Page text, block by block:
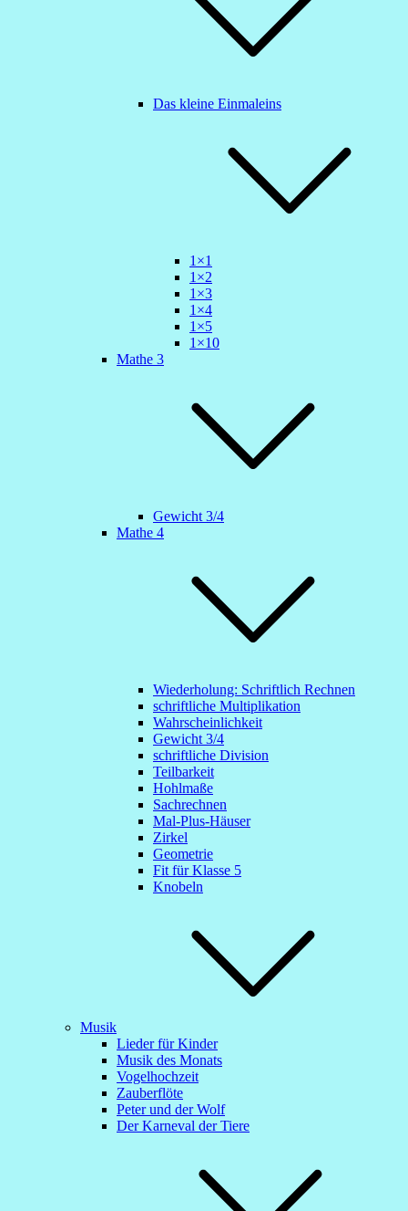
Das kleine Einmaleins
1×1
1×2
1×3
1×4
1×5
1×10
Mathe 3
Gewicht 3/4
Mathe 4
Wiederholung: Schriftlich Rechnen
schriftliche Multiplikation
Wahrscheinlichkeit
Gewicht 3/4
schriftliche Division
Teilbarkeit
Hohlmaße
Sachrechnen
Mal-Plus-Häuser
Zirkel
Geometrie
Fit für Klasse 5
Knobeln
Musik
Lieder für Kinder
Musik des Monats
Vogelhochzeit
Zauberflöte
Peter und der Wolf
Der Karneval der Tiere